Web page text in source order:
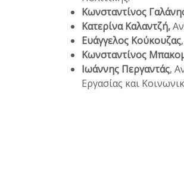
Κωνσταντίνος
Κατερίνα Καλαντζή,
Ευάγγελος Κούκουζας
Κωνσταντίνος
Ιωάννης Περγαντάς,
Εργασίας και